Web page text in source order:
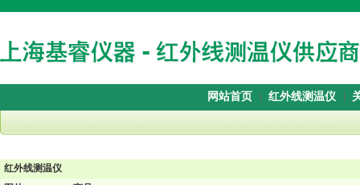
网站首页 红外线测温仪
红外线测温仪